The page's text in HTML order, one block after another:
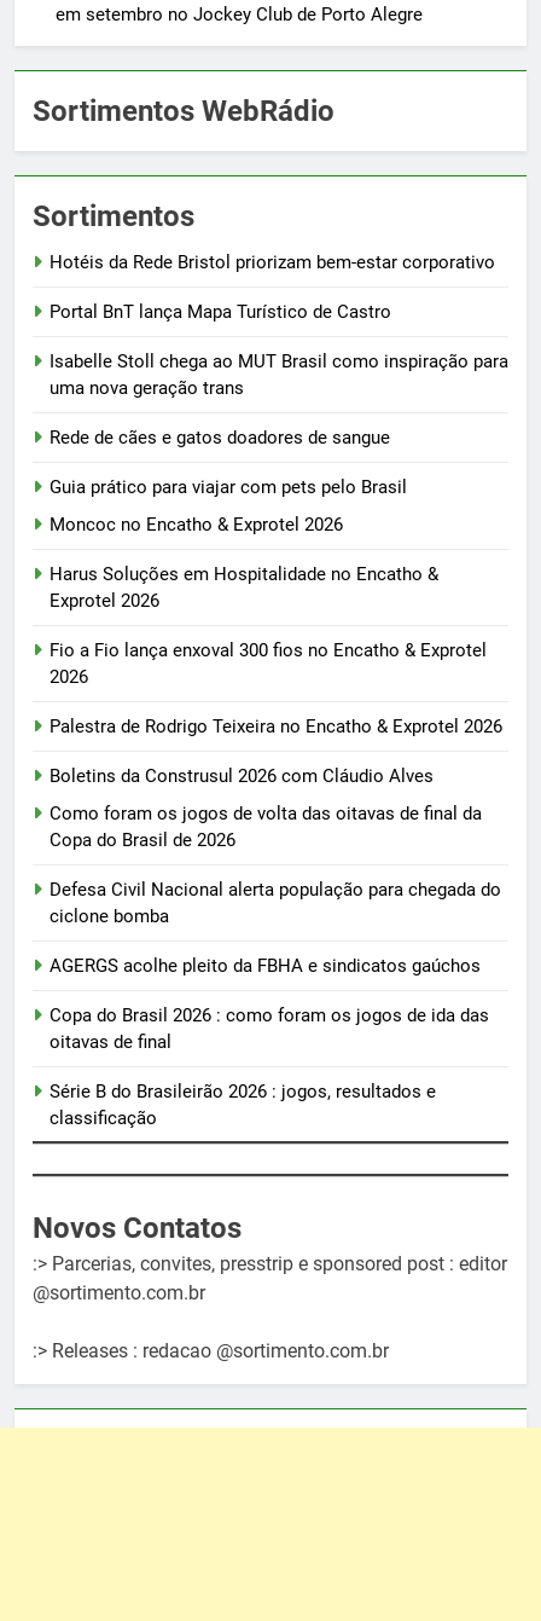
em setembro no Jockey Club de Porto Alegre
Sortimentos WebRádio
Sortimentos
Hotéis da Rede Bristol priorizam bem-estar corporativo
Portal BnT lança Mapa Turístico de Castro
Isabelle Stoll chega ao MUT Brasil como inspiração para
uma nova geração trans
Rede de cães e gatos doadores de sangue
Guia prático para viajar com pets pelo Brasil
Moncoc no Encatho & Exprotel 2026
Harus Soluções em Hospitalidade no Encatho &
Exprotel 2026
Fio a Fio lança enxoval 300 fios no Encatho & Exprotel
2026
Palestra de Rodrigo Teixeira no Encatho & Exprotel 2026
Boletins da Construsul 2026 com Cláudio Alves
Como foram os jogos de volta das oitavas de final da
Copa do Brasil de 2026
Defesa Civil Nacional alerta população para chegada do
ciclone bomba
AGERGS acolhe pleito da FBHA e sindicatos gaúchos
Copa do Brasil 2026 : como foram os jogos de ida das
oitavas de final
Série B do Brasileirão 2026 : jogos, resultados e
classificação
Novos Contatos
:> Parcerias, convites, presstrip e sponsored post : editor
@sortimento.com.br
:> Releases : redacao @sortimento.com.br